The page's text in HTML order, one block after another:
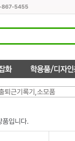
867-5455
퇴근기록기,소모품
품입니다.